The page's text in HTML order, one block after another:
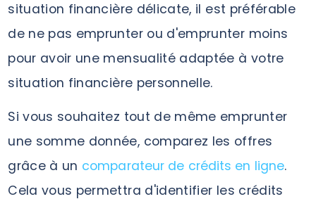
situation financière délicate, il est préférable
de ne pas emprunter ou d'emprunter moins
pour avoir une mensualité adaptée à votre
situation financière personnelle.
Si vous souhaitez tout de même emprunter
une somme donnée, comparez les offres
grâce à un comparateur de crédits en ligne.
Cela vous permettra d'identifier les crédits